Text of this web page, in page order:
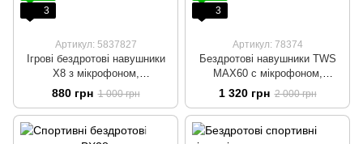
3
Артикул: 5837827
Ігрові бездротові навушники
X8 з мікрофоном,
шумоподавленням, LED
підсвіткою та низькою
затримкою Помаранчевий
880 грн 1 000 грн
3
Артикул: 78374
Бездротові навушники TWS
MAX60 с мікрофоном,
Bluetooth 5.4 та активним
шумоподавленням ANC До 25
годин роботи Чорний
1 320 грн 2 000 грн